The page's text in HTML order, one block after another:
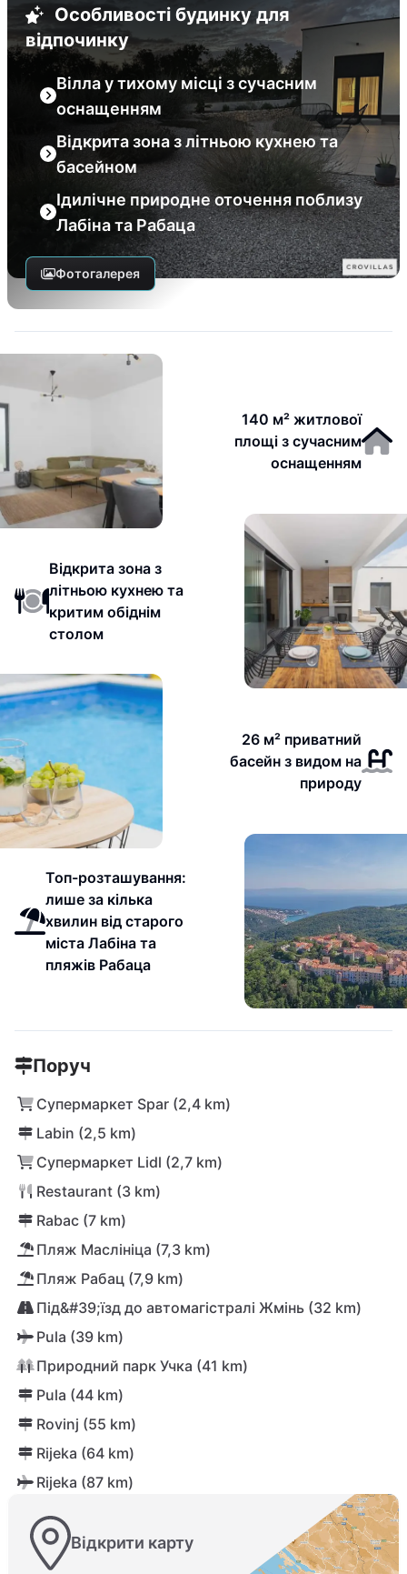
Особливості будинку для
відпочинку
Вілла у тихому місці з сучасним
оснащенням
Відкрита зона з літньою кухнею та
басейном
Ідилічне природне оточення поблизу
Лабіна та Рабаца
Фотогалерея
140 м² житлової
площі з сучасним
оснащенням
Відкрита зона з
літньою кухнею та
критим обіднім
столом
26 м² приватний
басейн з видом на
природу
Топ-розташування:
лише за кілька
хвилин від старого
міста Лабіна та
пляжів Рабаца
Поруч
Супермаркет Spar (2,4 km)
Labin (2,5 km)
Супермаркет Lidl (2,7 km)
Restaurant (3 km)
Rabac (7 km)
Пляж Маслініца (7,3 km)
Пляж Рабац (7,9 km)
Під&#39;їзд до автомагістралі Жмінь (32 km)
Pula (39 km)
Природний парк Учка (41 km)
Pula (44 km)
Rovinj (55 km)
Rijeka (64 km)
Rijeka (87 km)
Відкрити карту